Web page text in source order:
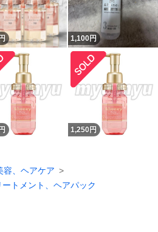
1,100円
円 1,250 円
容、ヘアケア
ートメント、ヘアパック